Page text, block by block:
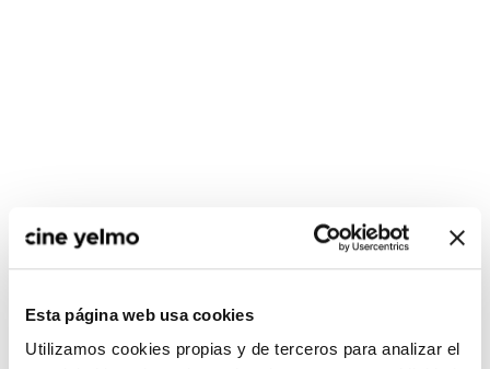
Esta página web usa cookies
Utilizamos cookies propias y de terceros para analizar el
CONSULTA MÁS HORARIOS